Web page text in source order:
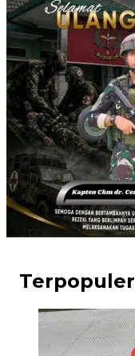
Terpopuler